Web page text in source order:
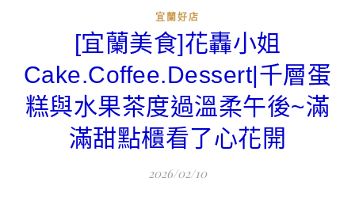
宜蘭好店
[宜蘭美食]花轟小姐
Cake.Coffee.Dessert|千層蛋
糕與水果茶度過溫柔午後~滿
滿甜點櫃看了心花開
2026/02/10